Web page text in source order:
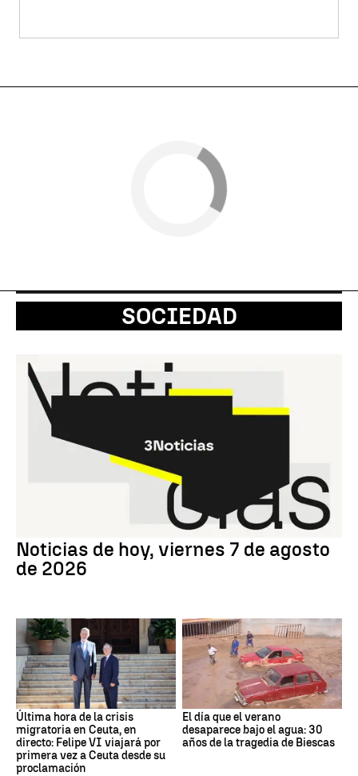
SOCIEDAD
Noticias de hoy, viernes 7 de agosto
de 2026
Última hora de la crisis
migratoria en Ceuta, en
directo: Felipe VI viajará por
primera vez a Ceuta desde su
proclamación
El día que el verano
desaparece bajo el agua: 30
años de la tragedia de Biescas